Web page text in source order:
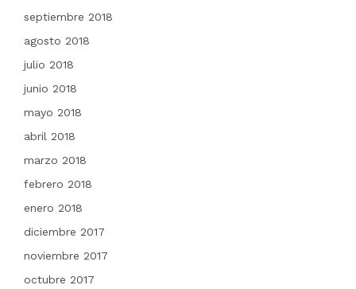
septiembre 2018
agosto 2018
julio 2018
junio 2018
mayo 2018
abril 2018
marzo 2018
febrero 2018
enero 2018
diciembre 2017
noviembre 2017
octubre 2017